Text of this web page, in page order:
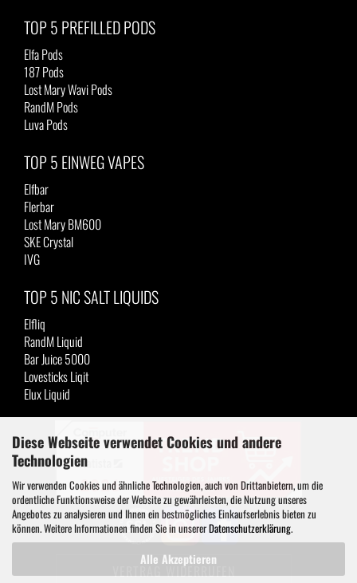
Diese Webseite verwendet Cookies und andere
Technologien
Wir verwenden Cookies und ähnliche Technologien, auch von Drittanbietern, um die
ordentliche Funktionsweise der Website zu gewährleisten, die Nutzung unseres
Angebotes zu analysieren und Ihnen ein bestmögliches Einkaufserlebnis bieten zu
können. Weitere Informationen finden Sie in unsererDatenschutzerklärung.
Alle Akzeptieren
TOP 5 PREFILLED PODS
Elfa Pods
187 Pods
Lost Mary Wavi Pods
RandM Pods
Luva Pods
TOP 5 EINWEG VAPES
Elfbar
Flerbar
Lost Mary BM600
SKE Crystal
IVG
TOP 5 NIC SALT LIQUIDS
Elfliq
RandM Liquid
Bar Juice 5000
Lovesticks Liqit
Elux Liquid
VERTRAG WIDERRUFEN